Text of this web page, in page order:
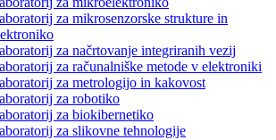
za mikrosenzorske strukture in
za načrtovanje integriranih vezij
za računalniške metode v elektroniki
za metrologijo in kakovost
za robotiko
za biokibernetiko
za slikovne tehnologije